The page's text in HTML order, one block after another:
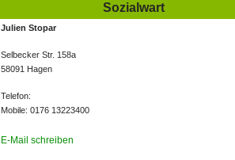
Sozialwart
Julien Stopar
Selbecker Str. 158a
58091 Hagen
Telefon:
Mobile: 0176 13223400
E-Mail schreiben